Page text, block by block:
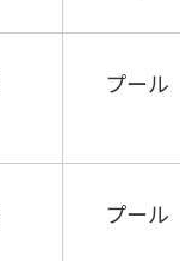
プール
プール